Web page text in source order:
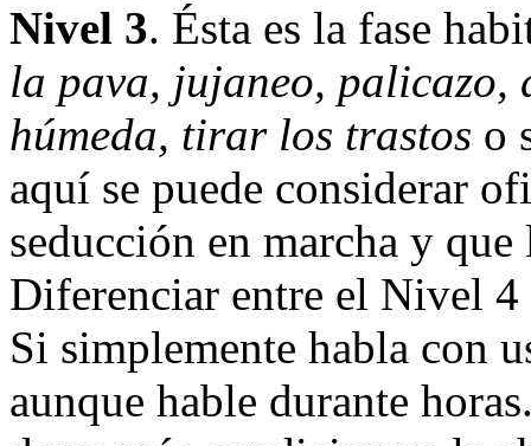
Nivel 3. Ésta es la fase
la pava, jujaneo, palicazo,
húmeda, tirar los trastos o
aquí se puede considerar
seducción en marcha y
Diferenciar entre el Nivel
Si simplemente habla con
aunque hable durante